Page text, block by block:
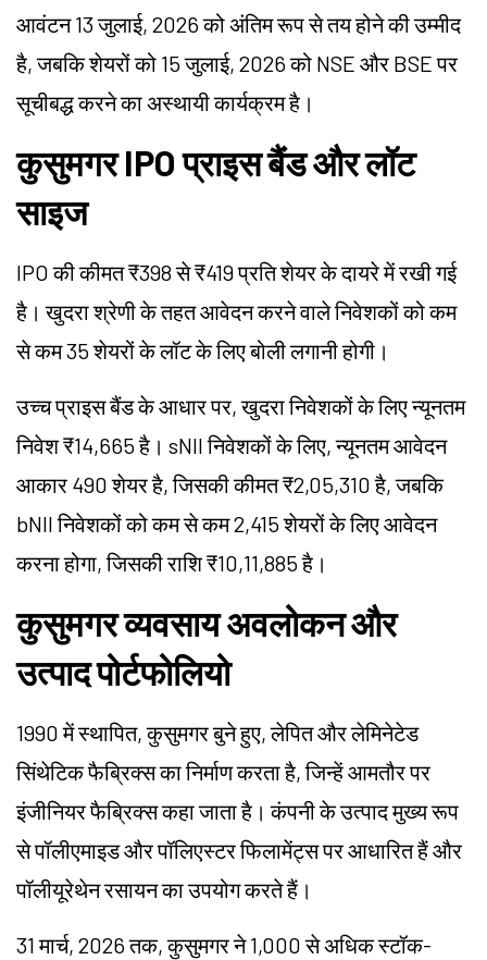
आवंटन 13 जुलाई, 2026 को अंतिम रूप से तय होने की उम्मीद
है, जबकि शेयरों को 15 जुलाई, 2026 को NSE और BSE पर
सूचीबद्ध करने का अस्थायी कार्यक्रम है।
कुसुमगर IPO प्राइस बैंड और लॉट
साइज
IPO की कीमत ₹398 से ₹419 प्रति शेयर के दायरे में रखी गई
है। खुदरा श्रेणी के तहत आवेदन करने वाले निवेशकों को कम
से कम 35 शेयरों के लॉट के लिए बोली लगानी होगी।
उच्च प्राइस बैंड के आधार पर, खुदरा निवेशकों के लिए न्यूनतम
निवेश ₹14,665 है। sNII निवेशकों के लिए, न्यूनतम आवेदन
आकार 490 शेयर है, जिसकी कीमत ₹2,05,310 है, जबकि
bNII निवेशकों को कम से कम 2,415 शेयरों के लिए आवेदन
करना होगा, जिसकी राशि ₹10,11,885 है।
कुसुमगर व्यवसाय अवलोकन और
उत्पाद पोर्टफोलियो
1990 में स्थापित, कुसुमगर बुने हुए, लेपित और लेमिनेटेड
सिंथेटिक फैब्रिक्स का निर्माण करता है, जिन्हें आमतौर पर
इंजीनियर फैब्रिक्स कहा जाता है। कंपनी के उत्पाद मुख्य रूप
से पॉलीएमाइड और पॉलिएस्टर फिलामेंट्स पर आधारित हैं और
पॉलीयूरेथेन रसायन का उपयोग करते हैं।
31 मार्च, 2026 तक, कुसुमगर ने 1,000 से अधिक स्टॉक-